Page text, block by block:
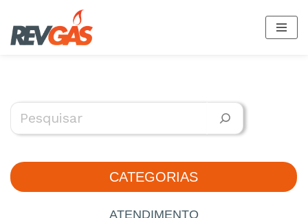
Pular
CATEGORIAS
ATENDIMENTO